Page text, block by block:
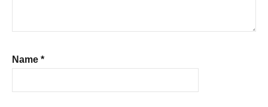
Name *